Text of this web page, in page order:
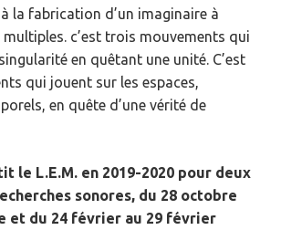
la fabrication d’un imaginaire à
c’est trois mouvements qui
en quêtant une unité. C’est
qui jouent sur les espaces,
en quête d’une vérité de
le L.E.M. en 2019-2020 pour deux
sonores, du 28 octobre
et du 24 février au 29 février